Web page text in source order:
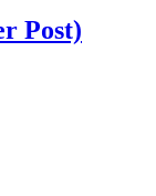
Post)